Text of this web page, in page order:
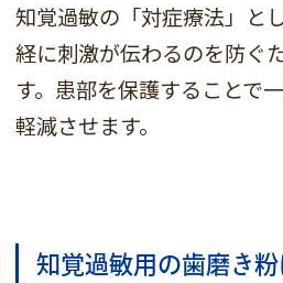
知覚過敏の「対症療法」と
経に刺激が伝わるのを防ぐ
す。患部を保護することで
軽減させます。
知覚過敏用の歯磨き